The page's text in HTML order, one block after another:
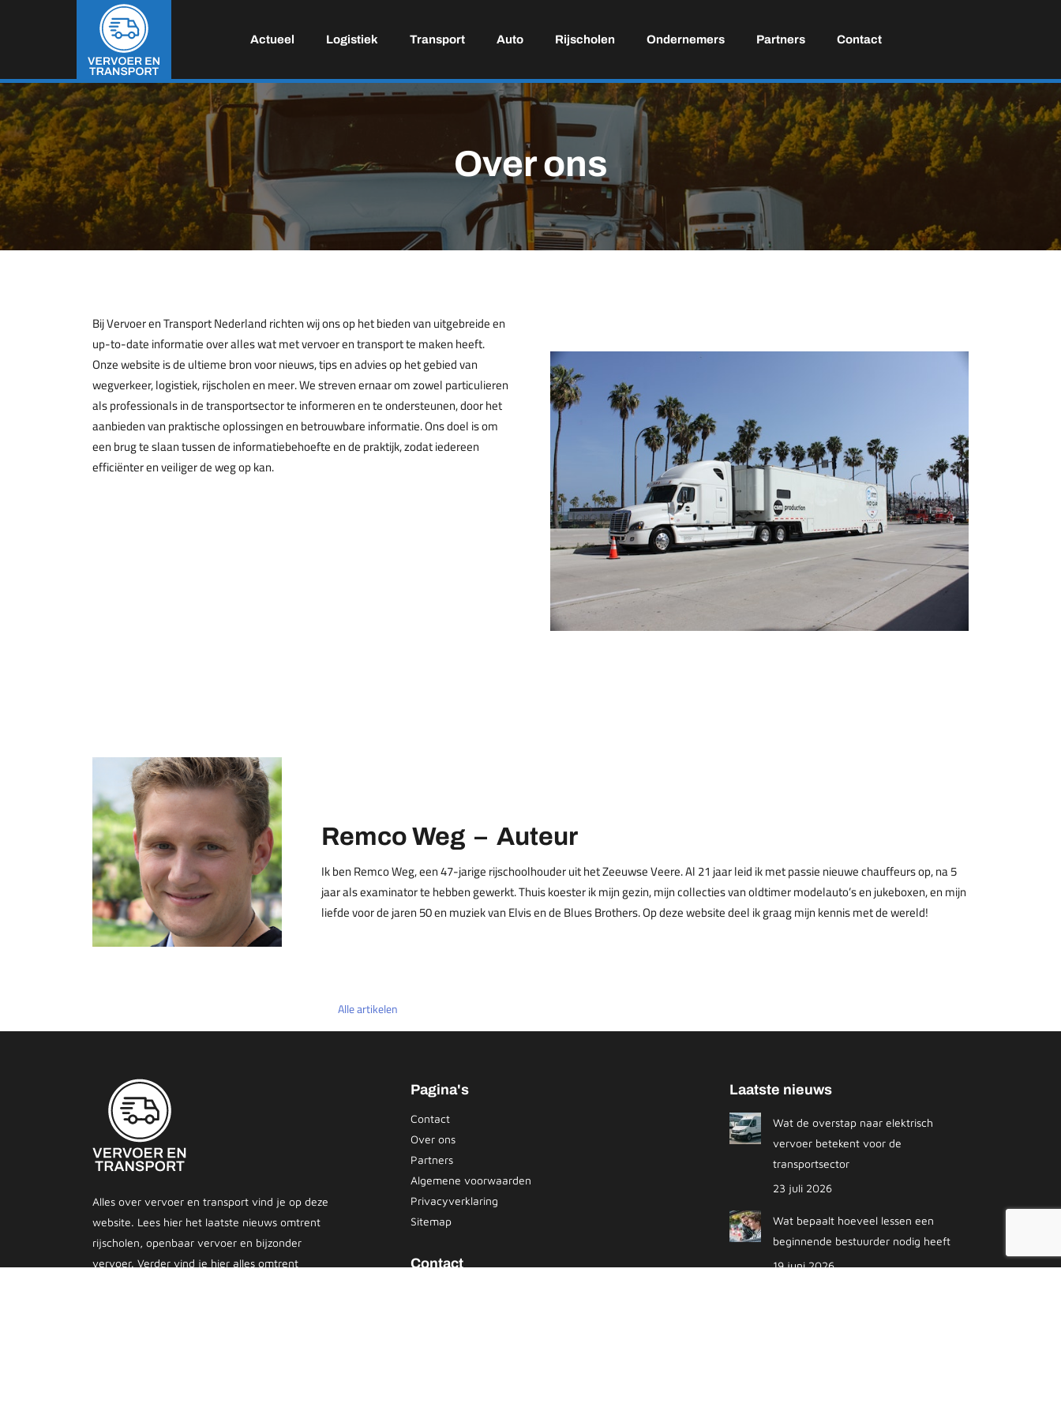
Actueel Logistiek Transport Auto Rijscholen Ondernemers Partners Contact
Over ons
Bij Vervoer en Transport Nederland richten wij ons op het bieden van uitgebreide en
up-to-date informatie over alles wat met vervoer en transport te maken heeft.
Onze website is de ultieme bron voor nieuws, tips en advies op het gebied van
wegverkeer, logistiek, rijscholen en meer. We streven ernaar om zowel particulieren
als professionals in de transportsector te informeren en te ondersteunen, door het
aanbieden van praktische oplossingen en betrouwbare informatie. Ons doel is om
een brug te slaan tussen de informatiebehoefte en de praktijk, zodat iedereen
efficiënter en veiliger de weg op kan.
Remco Weg – Auteur
Ik ben Remco Weg, een 47-jarige rijschoolhouder uit het Zeeuwse Veere. Al 21 jaar leid ik met passie nieuwe chauffeurs op, na 5
jaar als examinator te hebben gewerkt. Thuis koester ik mijn gezin, mijn collecties van oldtimer modelauto’s en jukeboxen, en mijn
liefde voor de jaren 50 en muziek van Elvis en de Blues Brothers. Op deze website deel ik graag mijn kennis met de wereld!
Alle artikelen
Alles over vervoer en transport vind je op deze
website. Lees hier het laatste nieuws omtrent
rijscholen, openbaar vervoer en bijzonder
vervoer. Verder vind je hier alles omtrent
Pagina's
Contact
Over ons
Partners
Algemene voorwaarden
Privacyverklaring
Sitemap
Contact
Laatste nieuws
Wat de overstap naar elektrisch
vervoer betekent voor de
transportsector
23 juli 2026
Wat bepaalt hoeveel lessen een
beginnende bestuurder nodig heeft
19 juni 2026